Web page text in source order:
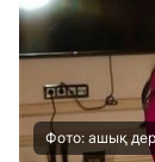
Фото: ашық